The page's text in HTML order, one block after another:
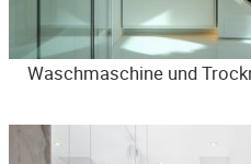
Waschmaschine und